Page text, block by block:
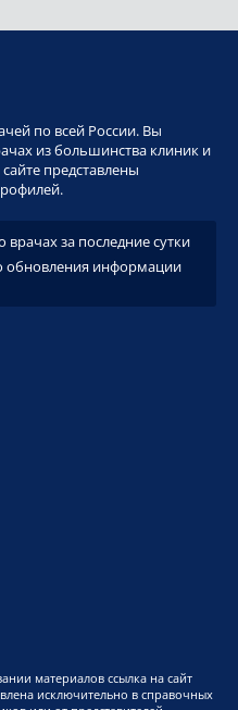
по всей России. Вы
из большинства клиник и
представлены
за последние сутки
обновления информации
материалов ссылка на сайт
исключительно в справочных